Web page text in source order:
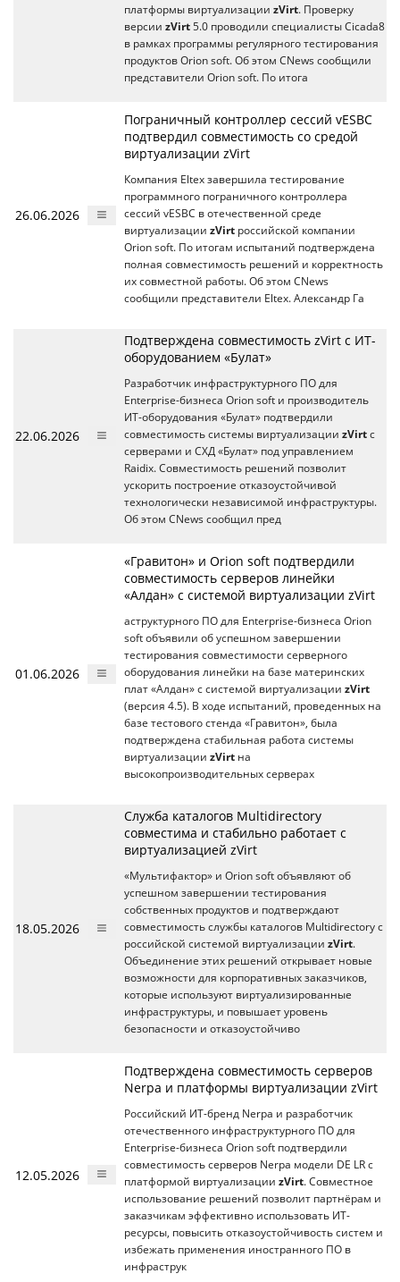
платформы виртуализации zVirt. Проверку
версии zVirt 5.0 проводили специалисты Cicada8
в рамках программы регулярного тестирования
продуктов Orion soft. Об этом CNews сообщили
представители Orion soft. По итога
26.06.2026
Пограничный контроллер сессий vESBC
подтвердил совместимость со средой
виртуализации zVirt
Компания Eltex завершила тестирование
программного пограничного контроллера
сессий vESBC в отечественной среде
виртуализации zVirt российской компании
Orion soft. По итогам испытаний подтверждена
полная совместимость решений и корректность
их совместной работы. Об этом CNews
сообщили представители Eltex. Александр Га
22.06.2026
Подтверждена совместимость zVirt с ИТ-
оборудованием «Булат»
Разработчик инфраструктурного ПО для
Enterprise-бизнеса Orion soft и производитель
ИТ-оборудования «Булат» подтвердили
совместимость системы виртуализации zVirt с
серверами и СХД «Булат» под управлением
Raidix. Совместимость решений позволит
ускорить построение отказоустойчивой
технологически независимой инфраструктуры.
Об этом CNews сообщил пред
01.06.2026
«Гравитон» и Orion soft подтвердили
совместимость серверов линейки
«Алдан» с системой виртуализации zVirt
аструктурного ПО для Enterprise-бизнеса Orion
soft объявили об успешном завершении
тестирования совместимости серверного
оборудования линейки на базе материнских
плат «Алдан» с системой виртуализации zVirt
(версия 4.5). В ходе испытаний, проведенных на
базе тестового стенда «Гравитон», была
подтверждена стабильная работа системы
виртуализации zVirt на
высокопроизводительных серверах
18.05.2026
Служба каталогов Multidirectory
совместима и стабильно работает с
виртуализацией zVirt
«Мультифактор» и Orion soft объявляют об
успешном завершении тестирования
собственных продуктов и подтверждают
совместимость службы каталогов Multidirectory с
российской системой виртуализации zVirt.
Объединение этих решений открывает новые
возможности для корпоративных заказчиков,
которые используют виртуализированные
инфраструктуры, и повышает уровень
безопасности и отказоустойчиво
12.05.2026
Подтверждена совместимость серверов
Nerpa и платформы виртуализации zVirt
Российский ИТ-бренд Nerpa и разработчик
отечественного инфраструктурного ПО для
Enterprise-бизнеса Orion soft подтвердили
совместимость серверов Nerpa модели DE LR с
платформой виртуализации zVirt. Совместное
использование решений позволит партнёрам и
заказчикам эффективно использовать ИТ-
ресурсы, повысить отказоустойчивость систем и
избежать применения иностранного ПО в
инфраструк